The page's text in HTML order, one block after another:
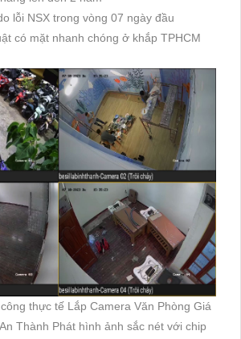
lỗi NSX trong vòng 07 ngày đầu
có mặt nhanh chóng ở khắp TPHCM
thực tế Lắp Camera Văn Phòng Giá
Thành Phát hình ảnh sắc nét với chip